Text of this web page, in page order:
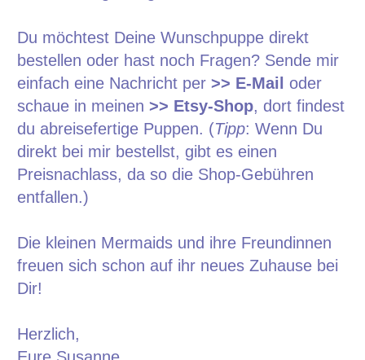
Du möchtest Deine Wunschpuppe direkt
bestellen oder hast noch Fragen? Sende mir
einfach eine Nachricht per >> E-Mail
oder
schaue in meinen >> Etsy-Shop, dort findest
du abreisefertige Puppen. (Tipp: Wenn Du
direkt bei mir bestellst, gibt es einen
Preisnachlass, da so die Shop-Gebühren
entfallen.)
Die kleinen Mermaids und ihre Freundinnen
freuen sich schon auf ihr neues Zuhause bei
Dir!
Herzlich,